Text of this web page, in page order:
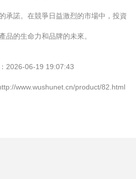
承諾。在競爭日益激烈的市場中，投資
品的生命力和品牌的未來。
2026-06-19 19:07:43
www.wushunet.cn/product/82.html